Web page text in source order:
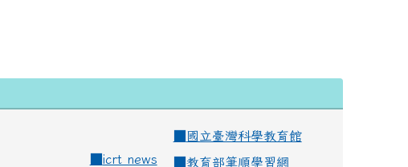
國立臺灣科學教育館
icrt news
教育部筆順學習網